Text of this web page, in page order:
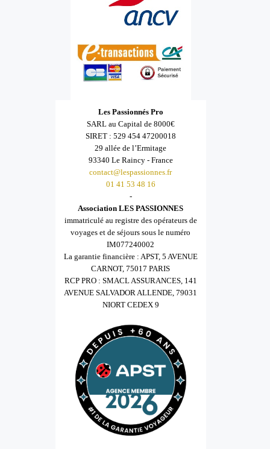
Les Passionnés Pro
SARL au Capital de 8000€
SIRET : 529 454 47200018
29 allée de l’Ermitage
93340 Le Raincy - France
contact@lespassionnes.fr
01 41 53 48 16
-
Association LES PASSIONNES
immatriculé au registre des opérateurs de
voyages et de séjours sous le numéro
IM077240002
La garantie financière : APST, 5 AVENUE
CARNOT, 75017 PARIS
RCP PRO : SMACL ASSURANCES, 141
AVENUE SALVADOR ALLENDE, 79031
NIORT CEDEX 9